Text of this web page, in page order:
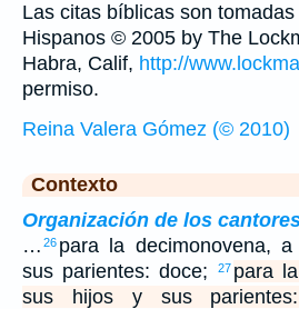
Las citas bíblicas son
Hispanos © 2005 by The
Habra, Calif, http://
permiso.
Reina Valera Gómez (© 2010)
Contexto
Organización de los
… 26 para la decimonovena,
sus parientes: doce;
27 para
sus hijos y sus